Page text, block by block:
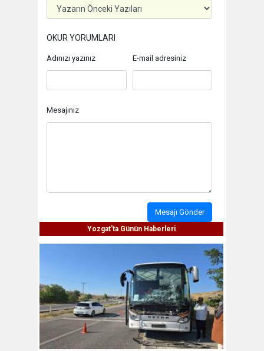
OKUR YORUMLARI
Adınızı yazınız E-mail adresiniz
Mesajınız
Mesajı Gönder
Yozgat'ta Günün Haberleri